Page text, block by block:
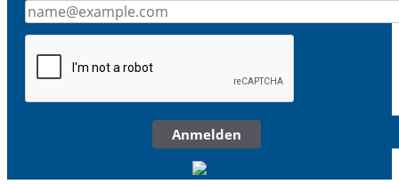
Anmelden